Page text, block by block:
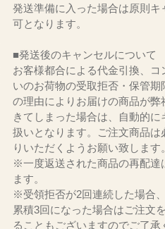
発送準備に入った場合は原則キ
可となります。
■発送後のキャンセルについて
お客様都合による代金引換、コ
いのお荷物の受取拒否・保管期
の理由によりお届けの商品が弊
きてしまった場合は、自動的に
扱いとなります。ご注文商品は
りいただくようお願い致します。
※一度返送された商品の再配達
ます。
※受領拒否が2回連続した場合
累積3回になった場合はご注文
ることもございますのでご了承